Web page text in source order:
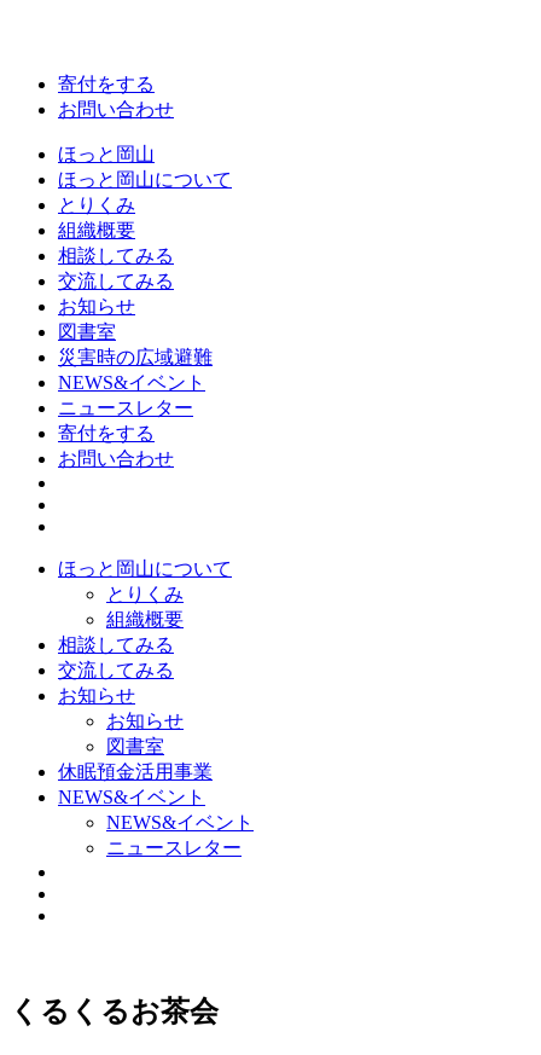
寄付をする
お問い合わせ
ほっと岡山
ほっと岡山について
とりくみ
組織概要
相談してみる
交流してみる
お知らせ
図書室
災害時の広域避難
NEWS&イベント
ニュースレター
寄付をする
お問い合わせ
ほっと岡山について
とりくみ
組織概要
相談してみる
交流してみる
お知らせ
お知らせ
図書室
休眠預金活用事業
NEWS&イベント
NEWS&イベント
ニュースレター
くるくるお茶会